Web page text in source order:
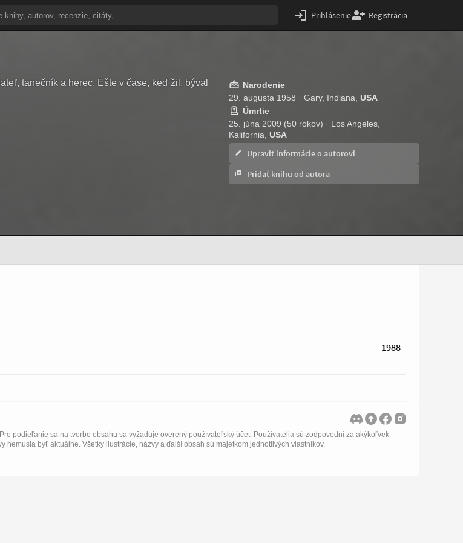
Prihlásenie Registrácia
tanečník a herec. Ešte v čase, keď žil, býval
Narodenie
29. augusta 1958 · Gary, Indiana, USA
Úmrtie
25. júna 2009 (50 rokov) · Los Angeles,
Kalifornia, USA
Upraviť informácie o autorovi
Pridať knihu od autora
1988
podieľanie sa na tvorbe obsahu sa vyžaduje overený používateľský účet. Používatelia sú zodpovední za akýkoľvek
byť aktuálne. Všetky ilustrácie, názvy a ďalší obsah sú majetkom jednotlivých vlastníkov.